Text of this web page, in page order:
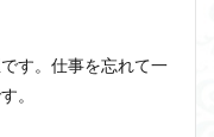
す。仕事を忘れて一
。